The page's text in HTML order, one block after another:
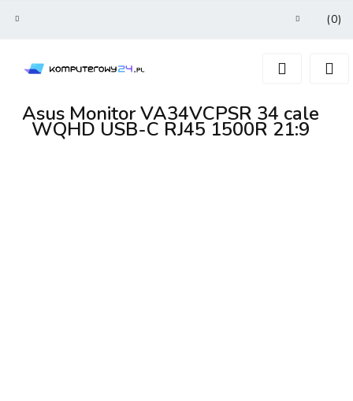
Zarejestruj się
(0)
Asus Monitor VA34VCPSR 34 cale
WQHD USB-C RJ45 1500R 21:9